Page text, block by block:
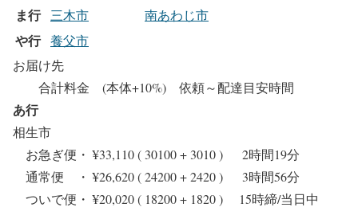
ま行 三木市 南あわじ市
や行 養父市
お届け先
合計料金 (本体+10%) 依頼～配達目安時間
あ行
相生市
お急ぎ便・ ¥33,110 ( 30100 + 3010 ) 2時間19分
通常便 ・ ¥26,620 ( 24200 + 2420 ) 3時間56分
ついで便・ ¥20,020 ( 18200 + 1820 ) 15時締/当日中